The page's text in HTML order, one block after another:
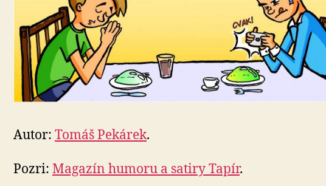
Autor: Tomáš Pekárek.
Pozri: Magazín humoru a satiry Tapír.